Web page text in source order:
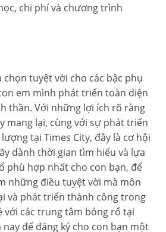
chi phí và chương trình
chọn tuyệt vời cho các bậc phụ
em mình phát triển toàn diện
thần. Với những lợi ích rõ ràng
mang lại, cùng với sự phát triển
tại Times City, đây là cơ hội
dành thời gian tìm hiểu và lựa
phù hợp nhất cho con bạn, để
những điều tuyệt vời mà môn
và phát triển thành công trong
với các trung tâm bóng rổ tại
nay để đăng ký cho con bạn một